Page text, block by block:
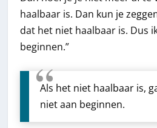
haalbaar is. Dan kun je
dat het niet haalbaar is. Dus
beginnen.”
Als het niet haalbaar is,
niet aan beginnen.